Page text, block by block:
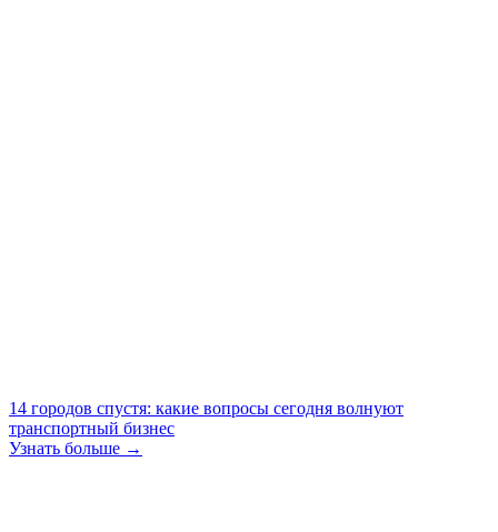
14 городов спустя: какие вопросы сегодня волнуют
транспортный бизнес
Узнать больше →